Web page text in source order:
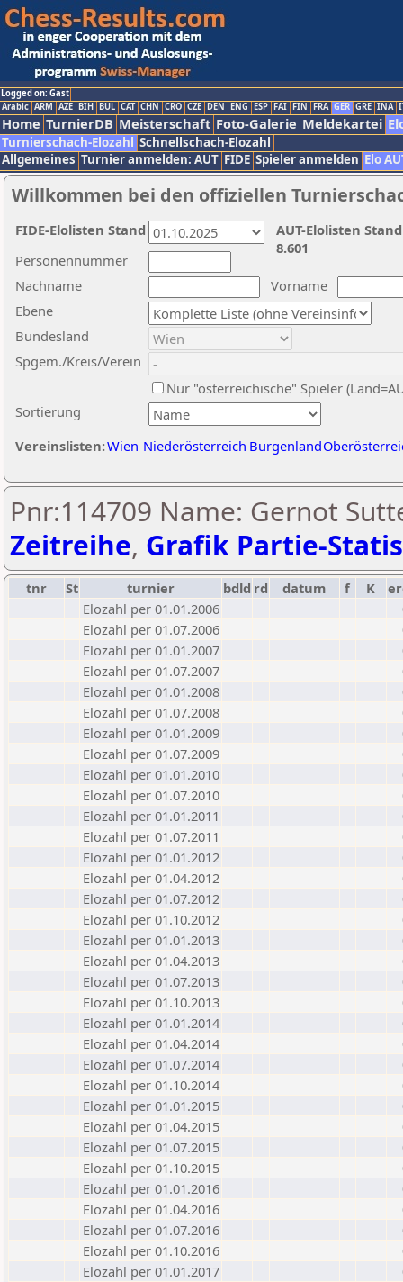
Logged on: Gast
Arabic ARM AZE BIH BUL CAT CHN CRO CZE DEN ENG ESP FAI FIN FRA GER GRE INA
Home TurnierDB Meisterschaft Foto-Galerie Meldekartei
Turnierschach-Elozahl Schnellschach-Elozahl
Allgemeines Turnier anmelden: AUT FIDE Spieler anmelden Elo
Willkommen bei den offiziellen
Nachname
Vorname
Ebene
Sortierung
Personennummer
Bundesland
Spgem./Kreis/Verein
Nur "österreichische" Spieler
Vereinslisten:Wien Niederösterreich Burgenland
AUT-Elolisten
8.601
FIDE-Elolisten Stand
Pnr:114709 Name: Gernot
Zeitreihe, Grafik Partie-
tnr St turnier bdld rd datum f K
Elozahl per 01.01.2006
Elozahl per 01.07.2006
Elozahl per 01.01.2007
Elozahl per 01.07.2007
Elozahl per 01.01.2008
Elozahl per 01.07.2008
Elozahl per 01.01.2009
Elozahl per 01.07.2009
Elozahl per 01.01.2010
Elozahl per 01.07.2010
Elozahl per 01.01.2011
Elozahl per 01.07.2011
Elozahl per 01.01.2012
Elozahl per 01.04.2012
Elozahl per 01.07.2012
Elozahl per 01.10.2012
Elozahl per 01.01.2013
Elozahl per 01.04.2013
Elozahl per 01.07.2013
Elozahl per 01.10.2013
Elozahl per 01.01.2014
Elozahl per 01.04.2014
Elozahl per 01.07.2014
Elozahl per 01.10.2014
Elozahl per 01.01.2015
Elozahl per 01.04.2015
Elozahl per 01.07.2015
Elozahl per 01.10.2015
Elozahl per 01.01.2016
Elozahl per 01.04.2016
Elozahl per 01.07.2016
Elozahl per 01.10.2016
Elozahl per 01.01.2017